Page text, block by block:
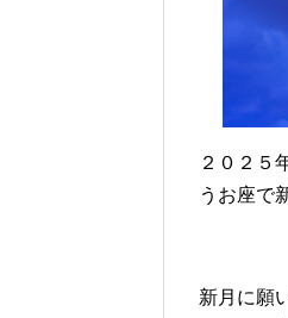
２０２５
うお座で
新月に願